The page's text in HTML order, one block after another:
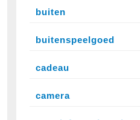
buiten
buitenspeelgoed
cadeau
camera